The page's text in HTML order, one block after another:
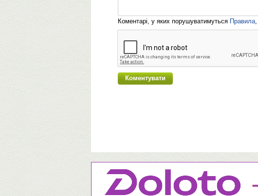
Коментарі, у яких порушуватимуться Правила